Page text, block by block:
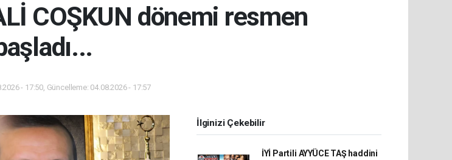
COŞKUN dönemi resmen
- 17:50, Güncelleme: 04.08.2026 - 17:57
İlginizi Çekebilir
İYİ Partili AYYÜCE TAŞ haddini